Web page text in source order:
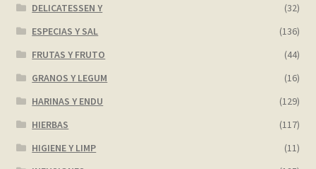
Sample Page
Shop
Wishlist
Wishlist
DELICATESSEN Y
(32)
ESPECIAS Y SAL
(136)
FRUTAS Y FRUTO
(44)
GRANOS Y LEGUM
(16)
HARINAS Y ENDU
(129)
HIERBAS
(117)
HIGIENE Y LIMP
(11)